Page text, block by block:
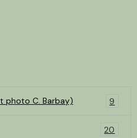
photo C. Barbay) 9
20